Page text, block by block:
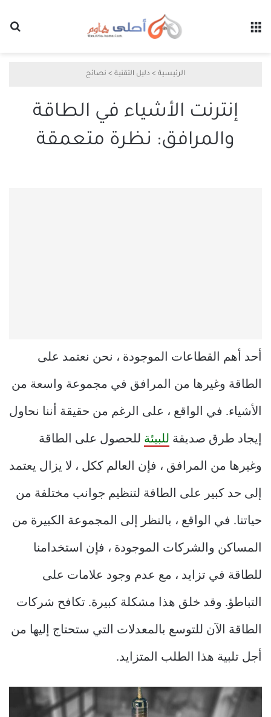
الرئيسية > دليل التقنية > نصائح
إنترنت الأشياء في الطاقة
والمرافق: نظرة متعمقة
أحد أهم القطاعات الموجودة ، نحن نعتمد على
الطاقة وغيرها من المرافق في مجموعة واسعة من
الأشياء. في الواقع ، على الرغم من حقيقة أننا نحاول
إيجاد طرق صديقة للبيئة للحصول على الطاقة
وغيرها من المرافق ، فإن العالم ككل ، لا يزال يعتمد
إلى حد كبير على الطاقة لتنظيم جوانب مختلفة من
حياتنا. في الواقع ، بالنظر إلى المجموعة الكبيرة من
المساكن والشركات الموجودة ، فإن استخدامنا
للطاقة في تزايد ، مع عدم وجود علامات على
التباطؤ. وقد خلق هذا مشكلة كبيرة. تكافح شركات
الطاقة الآن للتوسع بالمعدلات التي ستحتاج إليها من
أجل تلبية هذا الطلب المتزايد.